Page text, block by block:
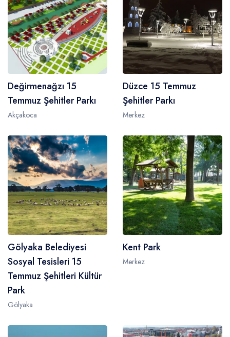
Değirmenağzı 15
Temmuz Şehitler Parkı
Akçakoca
Düzce 15 Temmuz
Şehitler Parkı
Merkez
Gölyaka Belediyesi
Sosyal Tesisleri 15
Temmuz Şehitleri Kültür
Park
Gölyaka
Kent Park
Merkez